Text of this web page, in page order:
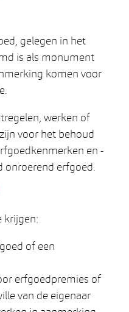
gelegen in het
is als monument
komen voor
werken of
voor het behoud
en -
onroerend erfgoed.
krijgen:
of een
erfgoedpremies of
van de eigenaar